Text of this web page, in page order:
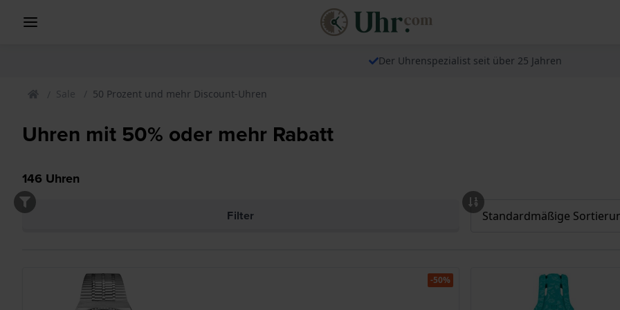
Der Uhrenspezialist seit über 25 Jahren
Sale 50 Prozent und mehr Discount-Uhren
Uhren mit 50% oder mehr Rabatt
146 Uhren
Filter
-50%